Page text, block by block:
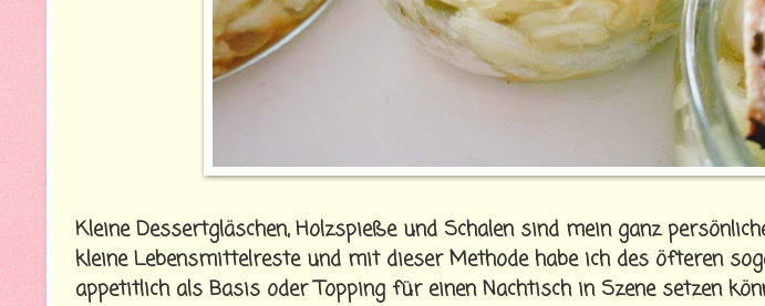
Kleine Dessertgläschen, Holzspieße und Schalen sind mein ganz
kleine Lebensmittelreste und mit dieser Methode habe ich des öfteren
appetitlich als Basis oder Topping für einen Nachtisch in Szene setzen